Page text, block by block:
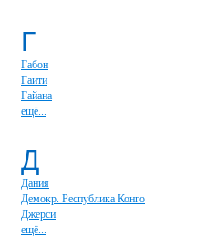
Г
Габон
Гаити
Гайана
ещё...
Д
Дания
Демокр. Республика Конго
Джерси
ещё...